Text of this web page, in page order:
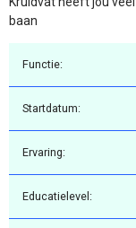
baan
Functie:
Startdatum:
Ervaring:
Educatielevel: